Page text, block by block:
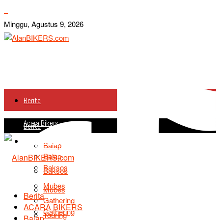
Minggu, Agustus 9, 2026
Berita
Acara Bikers
Balap
Baksos
Mubes
Gathering
Berita
Acara Bikers
Balap
Baksos
Mubes
Gathering
Touring
Berita
ACARA BIKERS